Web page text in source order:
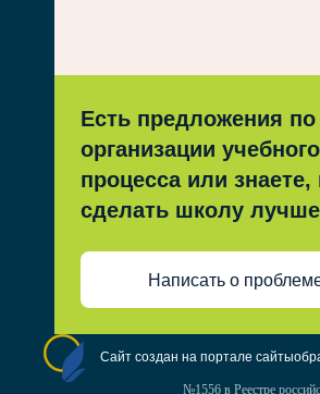
Есть предложения по
организации учебного
процесса или знаете,
сделать школу
Написать о
Сайт создан на портале
№1556 в Реестре